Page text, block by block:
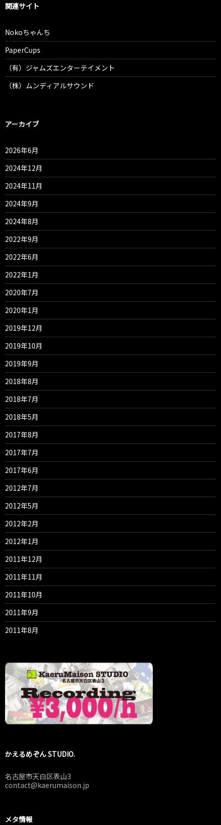
関連サイト
Nokoちゃんち
PaperCups
（有）ジャムズエンターテイメント
（株）ムンディアルサウンド
アーカイブ
2026年6月
2024年12月
2024年11月
2024年9月
2024年8月
2022年9月
2022年6月
2022年1月
2020年7月
2020年1月
2019年12月
2019年10月
2019年9月
2018年8月
2018年7月
2018年5月
2017年8月
2017年7月
2017年6月
2012年7月
2012年5月
2012年2月
2012年1月
2011年12月
2011年11月
2011年10月
2011年9月
2011年8月
かえるめぞん STUDIO.
名古屋市天白区表山3
contact@kaerumaison.jp
メタ情報